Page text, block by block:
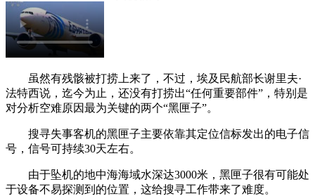
虽然有残骸被打捞上来了，不过，埃及民航部长谢里夫·
法特西说，迄今为止，还没有打捞出“任何重要部件”，特别是
对分析空难原因最为关键的两个“黑匣子”。
搜寻失事客机的黑匣子主要依靠其定位信标发出的电子信
号，信号可持续30天左右。
由于坠机的地中海海域水深达3000米，黑匣子很有可能处
于设备不易探测到的位置，这给搜寻工作带来了难度。